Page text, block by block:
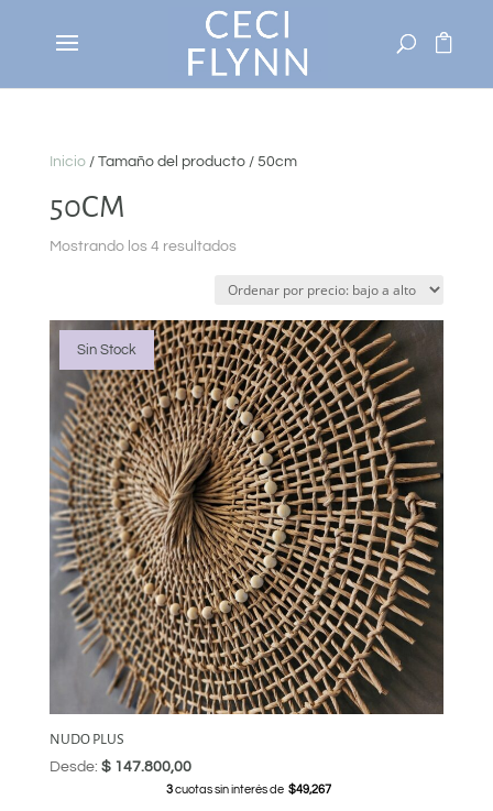
Inicio/ Tamaño del producto / 50cm
50CM
Mostrando los 4 resultadosOrdenado
precio:
bajo
a
alto
Sin Stock
NUDO PLUS
Desde: $147.800,00
3cuotas sin interés de $49,267